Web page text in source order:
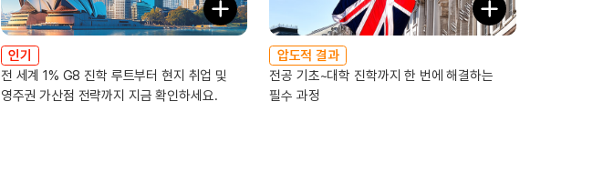
인기
전 세계 1% G8 진학 루트부터 현지 취업 및
영주권 가산점 전략까지 지금 확인하세요.
압도적 결과
전공 기초~대학 진학까지 한 번에 해결하는
필수 과정